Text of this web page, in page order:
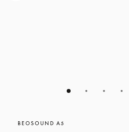
BEOSOUND A5